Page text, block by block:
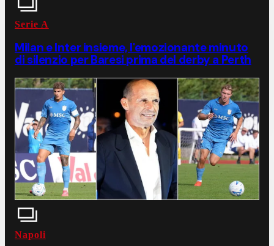
Serie A
Milan e Inter insieme, l'emozionante minuto
di silenzio per Baresi prima del derby a Perth
Napoli